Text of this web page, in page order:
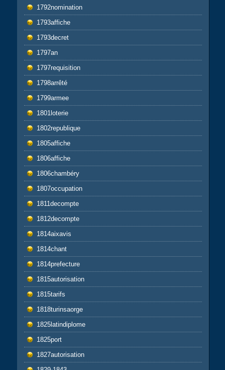
1792nomination
1793affiche
1793decret
1797an
1797requisition
1798arrêté
1799armee
1801loterie
1802republique
1805affiche
1806affiche
1806chambéry
1807occupation
1811decompte
1812decompte
1814aixavis
1814chant
1814prefecture
1815autorisation
1815tarifs
1818turinsaorge
1825latindiplome
1825port
1827autorisation